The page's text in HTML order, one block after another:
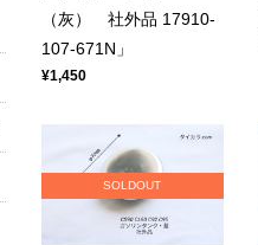
（灰） 社外品 17910-
107-671N」
¥1,450
SOLDOUT